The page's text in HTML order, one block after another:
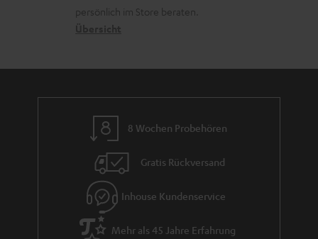
r
r
a
o
a
n
persönlich im Store beraten.
8 Wochen Probehören
Gratis Rückversand
Inhouse Kundenservice
Mehr als 45 Jahre Erfahrung